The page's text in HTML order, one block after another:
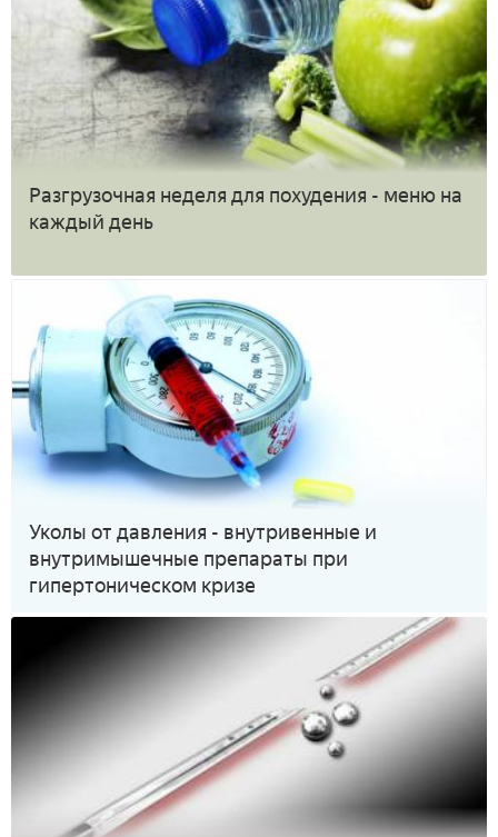
Разгрузочная неделя для похудения - меню на
каждый день
Уколы от давления - внутривенные и
внутримышечные препараты при
гипертоническом кризе